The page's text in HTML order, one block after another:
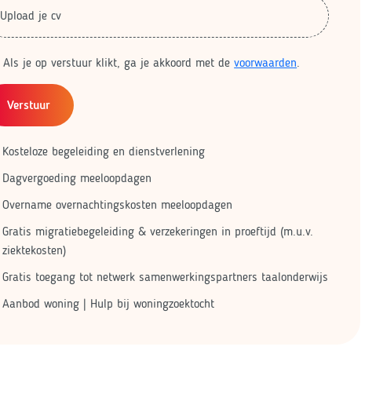
Upload je cv
Als je op verstuur klikt, ga je akkoord met devoorwaarden.
Verstuur
Kosteloze begeleiding en dienstverlening
Dagvergoeding meeloopdagen
Overname overnachtingskosten meeloopdagen
Gratis migratiebegeleiding & verzekeringen in proeftijd (m.u.v.
ziektekosten)
Gratis toegang tot netwerk samenwerkingspartners taalonderwijs
Aanbod woning | Hulp bij woningzoektocht